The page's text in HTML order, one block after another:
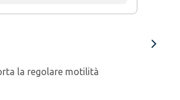
la regolare motilità